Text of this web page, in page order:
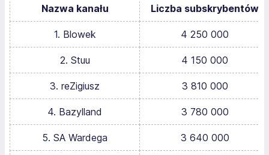
Nazwa kanału Liczba subskrybentów
1. Blowek 4 250 000
2. Stuu 4 150 000
3. reZigiusz 3 810 000
4. Bazylland 3 780 000
5. SA Wardega 3 640 000